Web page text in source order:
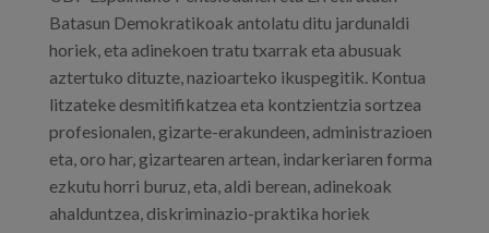
Batasun Demokratikoak antolatu ditu jardunaldi
horiek, eta adinekoen tratu txarrak eta abusuak
aztertuko dituzte, nazioarteko ikuspegitik. Kontua
litzateke desmitifikatzea eta kontzientzia sortzea
profesionalen, gizarte-erakundeen, administrazioen
eta, oro har, gizartearen artean, indarkeriaren forma
ezkutu horri buruz, eta, aldi berean, adinekoak
ahalduntzea, diskriminazio-praktika horiek